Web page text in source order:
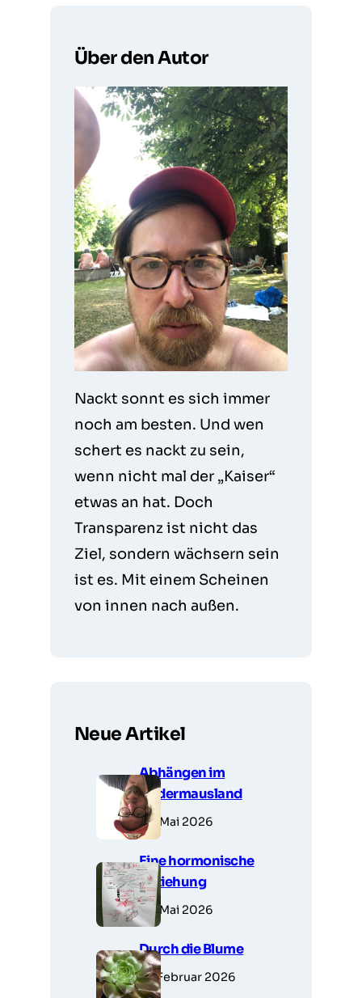
Über den Autor
Nackt sonnt es sich immer
noch am besten. Und wen
schert es nackt zu sein,
wenn nicht mal der „Kaiser“
etwas an hat. Doch
Transparenz ist nicht das
Ziel, sondern wächsern sein
ist es. Mit einem Scheinen
von innen nach außen.
Neue Artikel
Abhängen im
Fledermausland
28. Mai 2026
Eine hormonische
Beziehung
23. Mai 2026
Durch die Blume
14. Februar 2026